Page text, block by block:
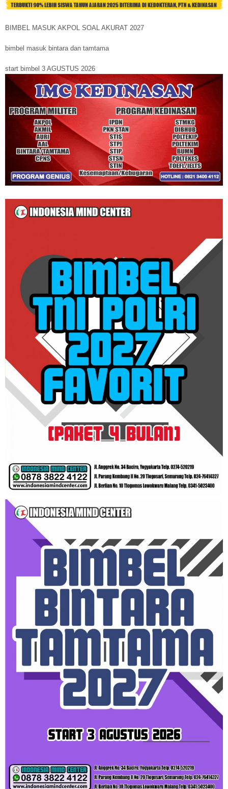
BIMBEL MASUK AKPOL SOAL AKURAT 2027
bimbel masuk bintara dan tamtama
start bimbel 3 AGUSTUS 2026